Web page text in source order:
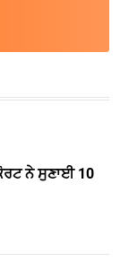
ਨੇ ਸੁਣਾਈ 10